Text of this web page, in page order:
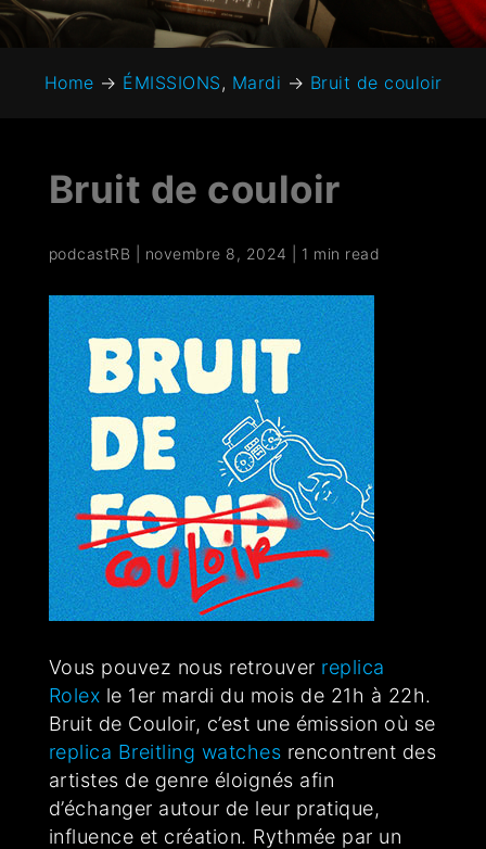
Home → ÉMISSIONS, Mardi → Bruit de couloir
Bruit de couloir
podcastRB novembre 8, 2024 1 min read
Vous pouvez nous retrouver replica
Rolex le 1er mardi du mois de 21h à 22h.
Bruit de Couloir, c’est une émission où se
replica Breitling watches rencontrent des
artistes de genre éloignés afin
d’échanger autour de leur pratique,
influence et création. Rythmée par un